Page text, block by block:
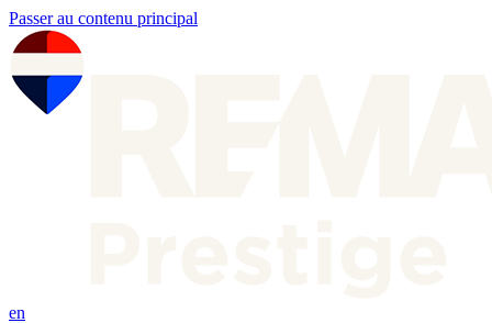
Passer au contenu principal
en